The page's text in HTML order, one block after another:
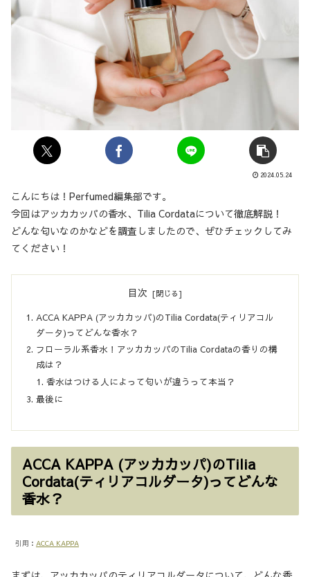
2024.05.24
こんにちは！Perfumed編集部です。
今回はアッカカッパの香水、Tilia Cordataについて徹底解説！
どんな匂いなのかなどを調査しましたので、ぜひチェックしてみ
てください！
目次
ACCA KAPPA (アッカカッパ)のTilia Cordata(ティリアコル
ダータ)ってどんな香水？
フローラル系香水！アッカカッパのTilia Cordataの香りの構
成は？
香水はつける人によって匂いが違うって本当？
最後に
ACCA KAPPA (アッカカッパ)のTilia
Cordata(ティリアコルダータ)ってどんな
香水？
引用： ACCA KAPPA